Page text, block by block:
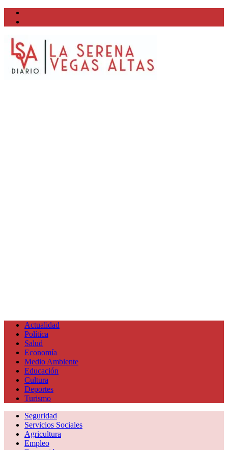
Actualidad
Política
Salud
Economía
Medio Ambiente
Educación
Cultura
Deportes
Turismo
Seguridad
Servicios Sociales
Agricultura
Empleo